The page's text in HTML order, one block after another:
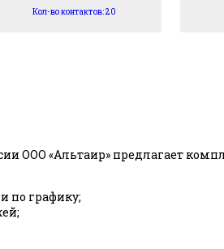
Кол-во контактов: 20
ООО «Альтаир» предлагает
по графику;